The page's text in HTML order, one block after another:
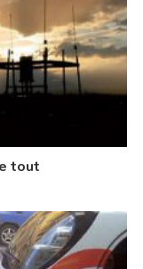
tout